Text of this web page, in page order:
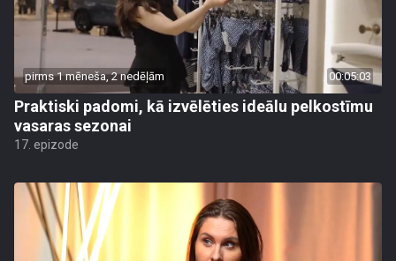
pirms 1 mēneša, 2 nedēļām 00:05:03
Praktiski padomi, kā izvēlēties ideālu pelkostīmu
vasaras sezonai
17. epizode